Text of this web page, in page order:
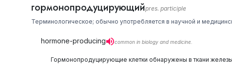
гормонопродуцирующийpres. participle
Терминологическое; обычно употребляется в научной и
hormone-producing common in biology and medicine.
Гормонопродуцирующие клетки обнаружены в ткани